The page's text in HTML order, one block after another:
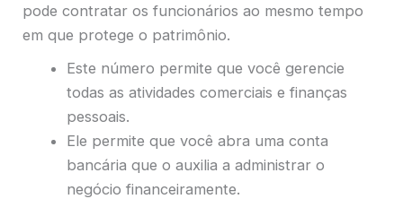
pode contratar os funcionários ao mesmo tempo
em que protege o patrimônio.
Este número permite que você gerencie
todas as atividades comerciais e finanças
pessoais.
Ele permite que você abra uma conta
bancária que o auxilia a administrar o
negócio financeiramente.